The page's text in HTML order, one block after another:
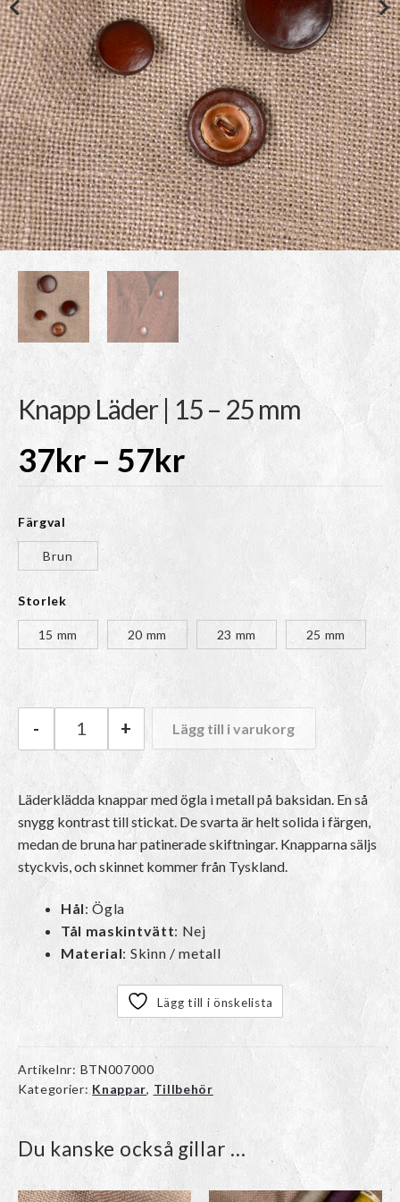
Knapp Läder | 15 – 25 mm
37kr –57krPrisintervall:
57kr
Färgval
Brun
Storlek
15 mm 20 mm 23 mm 25 mm
Knapp Läder | 15 - 25 mm mängd
- + Lägg till i varukorg
Läderklädda knappar med ögla i metall på baksidan. En så
snygg kontrast till stickat. De svarta är helt solida i färgen,
medan de bruna har patinerade skiftningar. Knapparna säljs
styckvis, och skinnet kommer från Tyskland.
Hål: Ögla
Tål maskintvätt: Nej
Material: Skinn / metall
Lägg till i önskelista
Artikelnr: BTN007000
Kategorier: Knappar, Tillbehör
Du kanske också gillar …
Den